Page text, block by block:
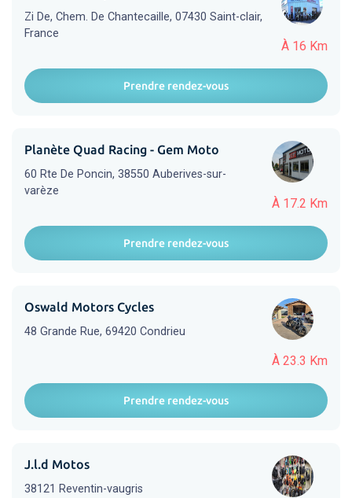
À 16 Km
Zi De, Chem. De Chantecaille, 07430 Saint-clair,
France
Prendre rendez-vous
À 17.2 Km
Planète Quad Racing - Gem Moto
60 Rte De Poncin, 38550 Auberives-sur-
varèze
Prendre rendez-vous
À 23.3 Km
Oswald Motors Cycles
48 Grande Rue, 69420 Condrieu
Prendre rendez-vous
J.l.d Motos
38121 Reventin-vaugris